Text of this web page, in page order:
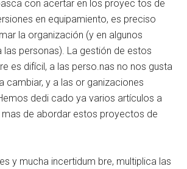
con acertar en los proyec­ tos de
en equipa­miento, es preciso
la organización (y en algunos
las personas). La gestión de estos
es difícil, a las perso.nas no nos gusta
cambiar, y a las or­ ganizaciones
dedi­ cado ya varios artículos a
de abordar estos proyectos de
y mucha incertidum­ bre, multiplica las